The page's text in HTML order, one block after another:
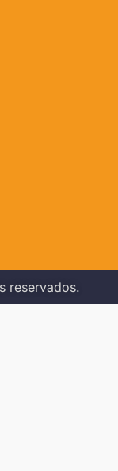
reservados.